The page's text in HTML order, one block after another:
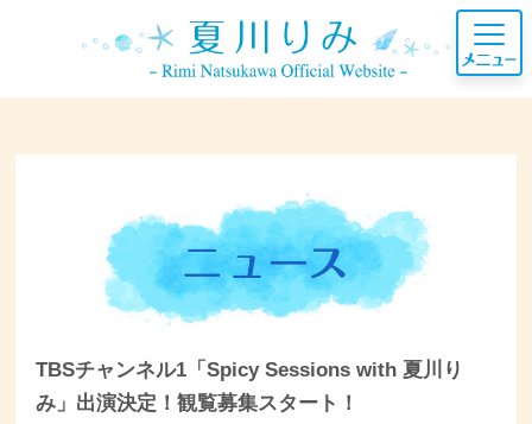
TBSチャンネル1「Spicy Sessions with 夏川り
み」出演決定！観覧募集スタート！